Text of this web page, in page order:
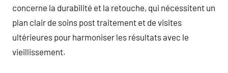
concerne la durabilité et la retouche, qui nécessitent un
plan clair de soins post traitement et de visites
ultérieures pour harmoniser les résultats avec le
vieillissement.